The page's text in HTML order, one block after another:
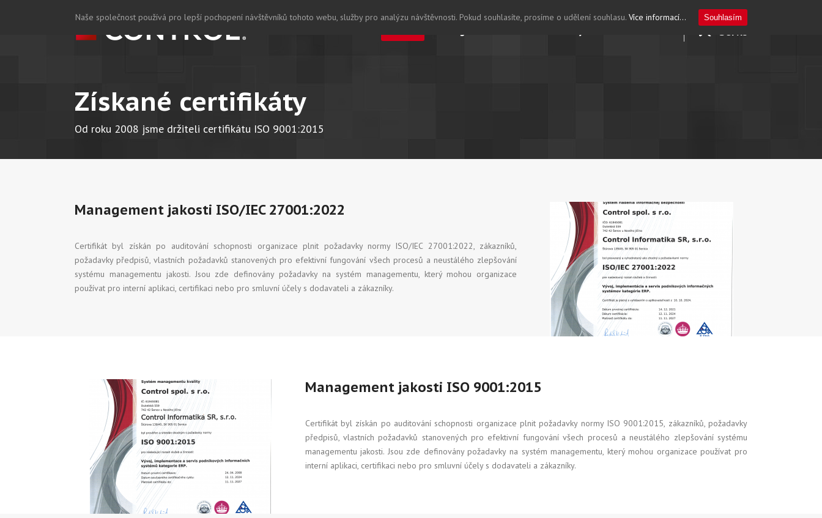
Servis
Získané certifikáty
Od roku 2008 jsme držiteli certifikátu ISO 9001:2015
Management jakosti ISO/IEC 27001:2022
Certifikát byl získán po auditování schopnosti organizace plnit požadavky normy ISO/IEC 27001:2022, zákazníků,
požadavky předpisů, vlastních požadavků stanovených pro efektivní fungování všech procesů a neustálého zlepšování
systému managementu jakosti. Jsou zde definovány požadavky na systém managementu, který mohou organizace
používat pro interní aplikaci, certifikaci nebo pro smluvní účely s dodavateli a zákazníky.
Management jakosti ISO 9001:2015
Certifikát byl získán po auditování schopnosti organizace plnit požadavky normy ISO 9001:2015, zákazníků, požadavky
předpisů, vlastních požadavků stanovených pro efektivní fungování všech procesů a neustálého zlepšování systému
managementu jakosti. Jsou zde definovány požadavky na systém managementu, který mohou organizace používat pro
interní aplikaci, certifikaci nebo pro smluvní účely s dodavateli a zákazníky.
Naše společnost používá pro lepší pochopení návštěvníků tohoto webu, služby pro analýzu návštěvnosti. Pokud souhlasíte, prosíme o udělení souhlasu. Více informací... Souhlasím